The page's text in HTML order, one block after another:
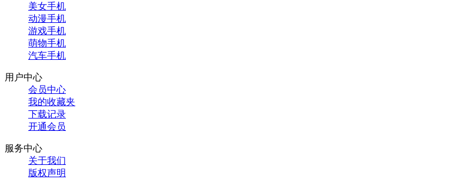
美女手机
动漫手机
游戏手机
萌物手机
汽车手机
用户中心
会员中心
我的收藏夹
下载记录
开通会员
服务中心
关于我们
版权声明